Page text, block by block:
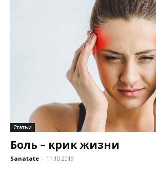
Статьи
Боль – крик жизни
Sanatate - 11.10.2019